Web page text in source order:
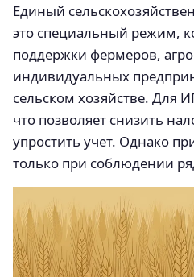
Единый
это специальный режим,
поддержки фермеров,
индивидуальных
сельском хозяйстве. Для
что позволяет снизить
упростить учет. Однако
только при соблюдении